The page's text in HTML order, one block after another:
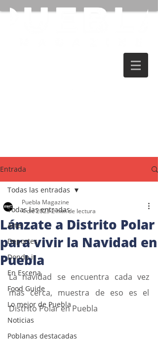
Entrada
Todas las entradas
Arte
Deportes
Donde ir
En Escena
Food Guide
Lo mejor de Puebla
Noticias
Poblanas destacadas
Todas las entradas
Lánzate a Distrito Polar
para vivir la Navidad en
Puebla
Puebla Magazine
4 dic 20232 min de lectura
La navidad se encuentra cada vez
más cerca, muestra de eso es el
Distrito Polar en Puebla